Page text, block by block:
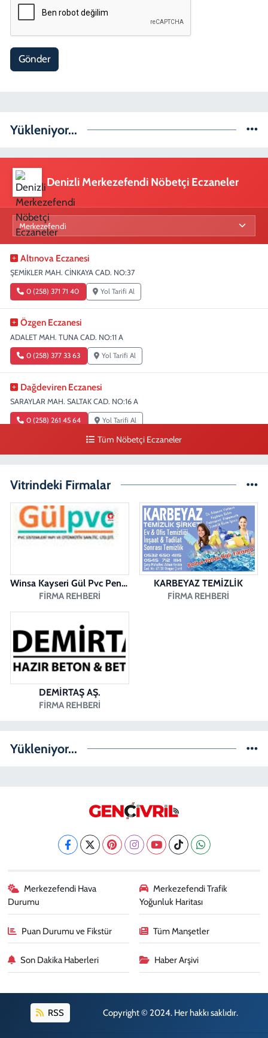
Gönder
Yükleniyor...
Denizli Merkezefendi Nöbetçi Eczaneler
Altınova Eczanesi
ŞEMİKLER MAH. CİNKAYA CAD. NO:37
0 (258) 371 71 40 Yol Tarifi Al
Özgen Eczanesi
ADALET MAH. TUNA CAD. NO:11 A
0 (258) 377 33 63 Yol Tarifi Al
Dağdeviren Eczanesi
SARAYLAR MAH. SALTAK CAD. NO:16 A
0 (258) 261 45 64 Yol Tarifi Al
0 (258) 261 45 60 Yol Tarifi Al
Dişçioğlu Eczanesi
DUMLUPINAR CAD. NO:28 A
Tüm Nöbetçi Eczaneler
Vitrindeki Firmalar
Winsa Kayseri Gül Pvc Pencere Kayseri Winsa
FIRMA REHBERI
KARBEYAZ TEMİZLİK
FIRMA REHBERI
DEMİRTAŞ AŞ.
FIRMA REHBERI
Yükleniyor...
Merkezefendi Hava
Durumu
Merkezefendi Trafik
Yoğunluk Haritası
Puan Durumu ve Fikstür Tüm Manşetler
Son Dakika Haberleri Haber Arşivi
RSS Copyright © 2024. Her hakkı saklıdır.